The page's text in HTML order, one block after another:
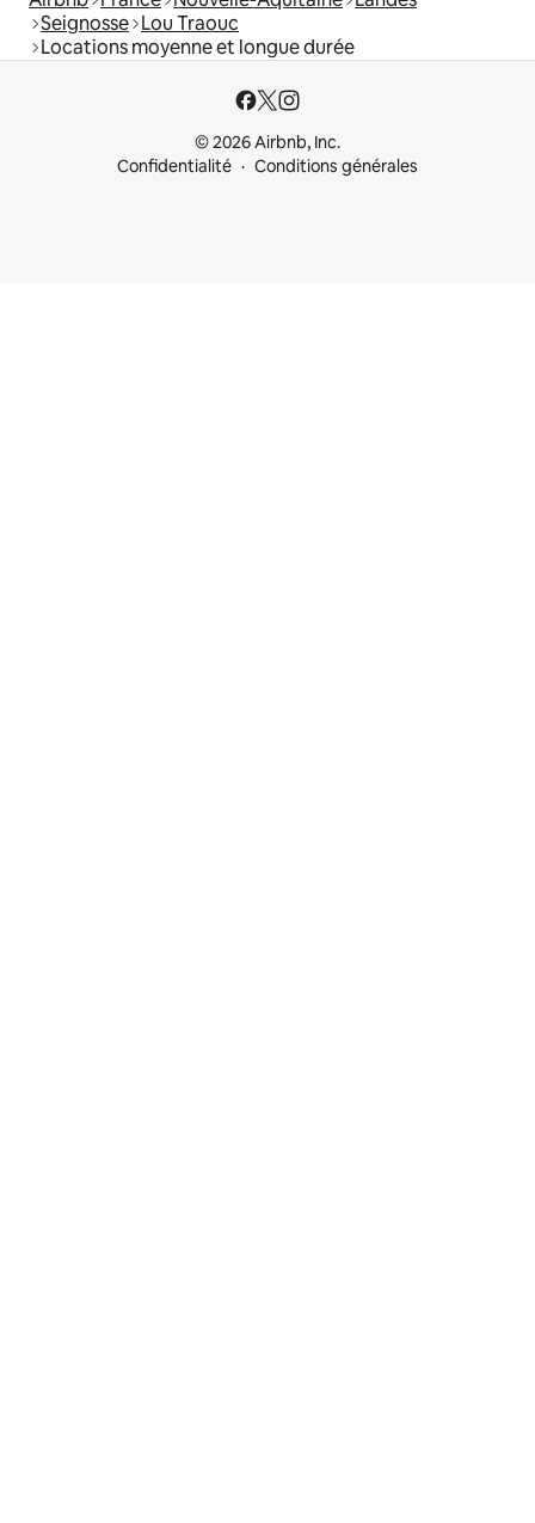
Seignosse Lou Traouc
Locations moyenne et longue durée
© 2026 Airbnb, Inc.
Confidentialité
Conditions générales